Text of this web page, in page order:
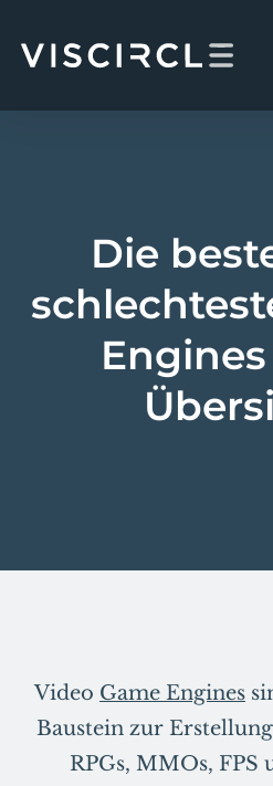
Projekte
Über uns
Die
Video Game Engines
Baustein zur
RPGs, MMOs, FPS